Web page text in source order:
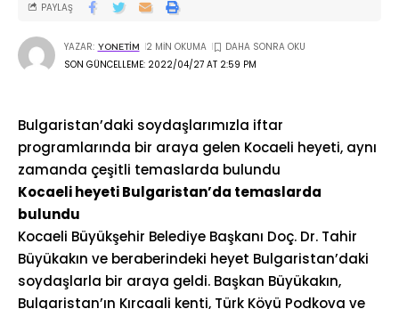
SON GÜNCELLEME: 2022/04/27 AT 2:59 PM
YAZAR: YONETIM 2 MIN OKUMA
PAYLAŞ
Bulgaristan’daki soydaşlarımızla iftar
programlarında bir araya gelen Kocaeli heyeti, aynı
zamanda çeşitli temaslarda bulundu
Kocaeli heyeti Bulgaristan’da temaslarda
bulundu
Kocaeli Büyükşehir Belediye Başkanı Doç. Dr. Tahir
Büyükakın ve beraberindeki heyet Bulgaristan’daki
soydaşlarla bir araya geldi. Başkan Büyükakın,
Bulgaristan’ın Kırcaali kenti, Türk Köyü Podkova ve